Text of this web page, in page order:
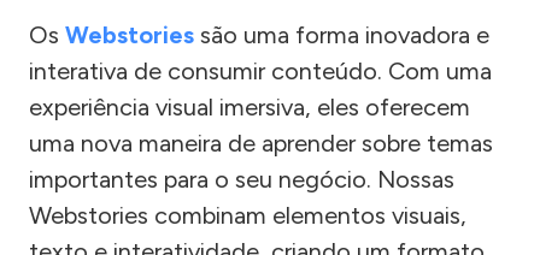
Os Webstories são uma forma inovadora e
interativa de consumir conteúdo. Com uma
experiência visual imersiva, eles oferecem
uma nova maneira de aprender sobre temas
importantes para o seu negócio. Nossas
Webstories combinam elementos visuais,